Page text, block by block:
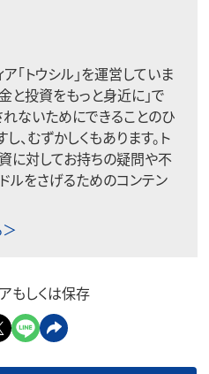
「トウシル」を運営していま
と投資をもっと身近に」で
れないためにできることのひ
し、むずかしくもあります。ト
に対してお持ちの疑問や不
ルをさげるためのコンテン
もしくは保存